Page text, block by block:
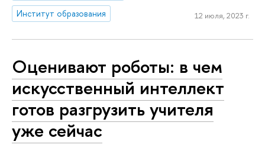
Институт образования
12 июля, 2023 г.
Оценивают роботы: в чем
искусственный интеллект
готов разгрузить учителя
уже сейчас